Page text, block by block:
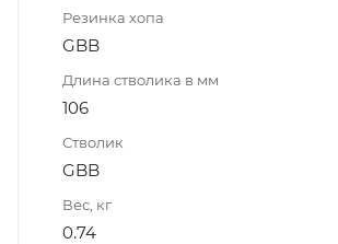
Резинка хопа
GBB
Длина стволика в мм
106
Стволик
GBB
Вес, кг
0.74